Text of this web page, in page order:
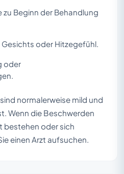
Beginn der Behandlung
oder Hitzegefühl.
oder
normalerweise mild und
Wenn die Beschwerden
bestehen oder sich
einen Arzt aufsuchen.